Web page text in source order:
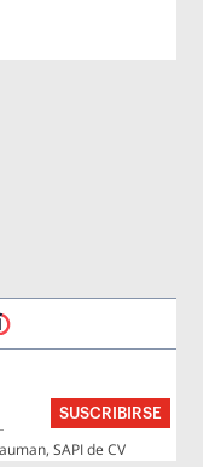
SUSCRIBIRSE
SAPI de CV